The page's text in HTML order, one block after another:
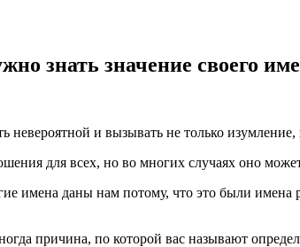
знать значение своего
и вызывать не только изумление,
для всех, но во многих случаях оно
имена даны нам потому, что это были
причина, по которой вас называют